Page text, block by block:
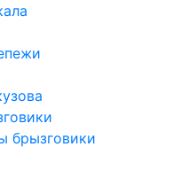
брызговики